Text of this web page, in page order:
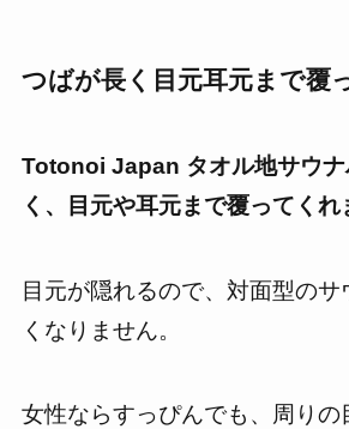
つばが長く目元耳元まで覆
Totonoi Japan タオル地サウナ
く、目元や耳元まで覆ってくれ
目元が隠れるので、対面型の
くなりません。
女性ならすっぴんでも、周りの